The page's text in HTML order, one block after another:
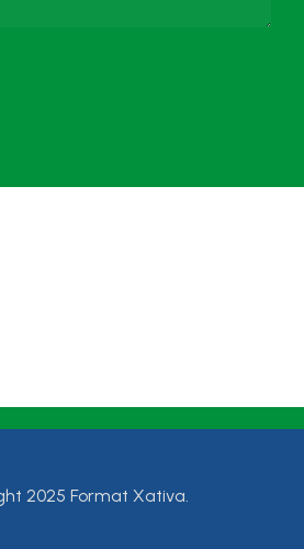
2025 Format Xativa.